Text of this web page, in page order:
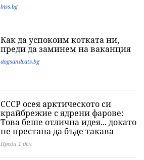
biss.bg
Как да успокоим котката ни,
преди да заминем на ваканция
dogsandcats.bg
СССР осея арктическото си
крайбрежие с ядрени фарове:
Това беше отлична идея... докато
не престана да бъде такава
Преди 1 ден